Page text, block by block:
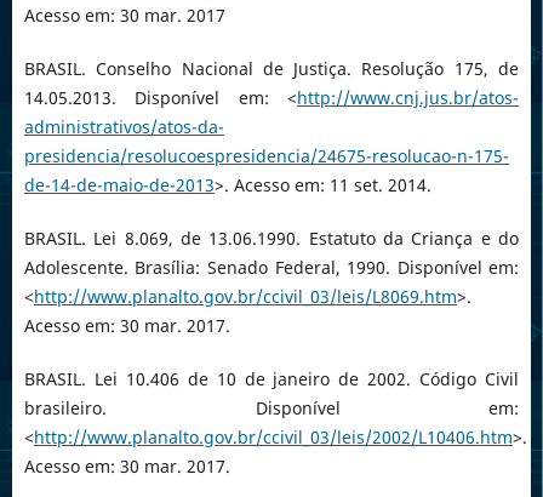
Acesso em: 30 mar. 2017
BRASIL. Conselho Nacional de Justiça. Resolução 175, de
14.05.2013. Disponível em: <http://www.cnj.jus.br/atos-
administrativos/atos-da-
presidencia/resolucoespresidencia/24675-resolucao-n-175-
de-14-de-maio-de-2013>. Acesso em: 11 set. 2014.
BRASIL. Lei 8.069, de 13.06.1990. Estatuto da Criança e do
Adolescente. Brasília: Senado Federal, 1990. Disponível em:
<http://www.planalto.gov.br/ccivil_03/leis/L8069.htm>.
Acesso em: 30 mar. 2017.
BRASIL. Lei 10.406 de 10 de janeiro de 2002. Código Civil
brasileiro. Disponível em:
<http://www.planalto.gov.br/ccivil_03/leis/2002/L10406.htm>.
Acesso em: 30 mar. 2017.